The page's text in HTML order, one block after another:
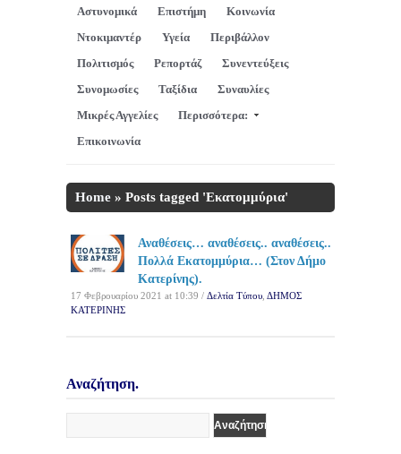
Αστυνομικά
Επιστήμη
Κοινωνία
Ντοκιμαντέρ
Υγεία
Περιβάλλον
Πολιτισμός
Ρεπορτάζ
Συνεντεύξεις
Συνομωσίες
Ταξίδια
Συναυλίες
Μικρές Αγγελίες
Περισσότερα:
Επικοινωνία
Home » Posts tagged 'Εκατομμύρια'
Αναθέσεις… αναθέσεις.. αναθέσεις..
Πολλά Εκατομμύρια… (Στον Δήμο
Κατερίνης).
17 Φεβρουαρίου 2021 at 10:39 / Δελτία Τύπου ΔΗΜΟΣ
ΚΑΤΕΡΙΝΗΣ
Αναζήτηση.